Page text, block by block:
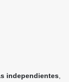
independientes